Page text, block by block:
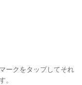
ークをタップしてそれ
。